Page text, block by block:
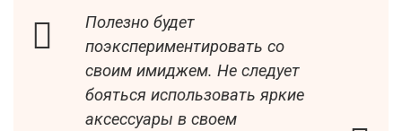
Полезно будет
поэкспериментировать со
своим имиджем. Не следует
бояться использовать яркие
аксессуары в своем